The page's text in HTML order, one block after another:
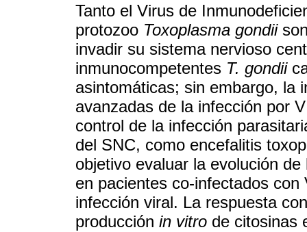
Tanto el Virus de
protozoo Toxoplasma gondii
invadir su sistema nervioso
inmunocompetentes T. gondii
asintomáticas; sin embargo, la
avanzadas de la infección por
control de la infección
del SNC, como encefalitis
objetivo evaluar la evolución
en pacientes co-infectados
infección viral. La respuesta
producción in vitro de citosinas